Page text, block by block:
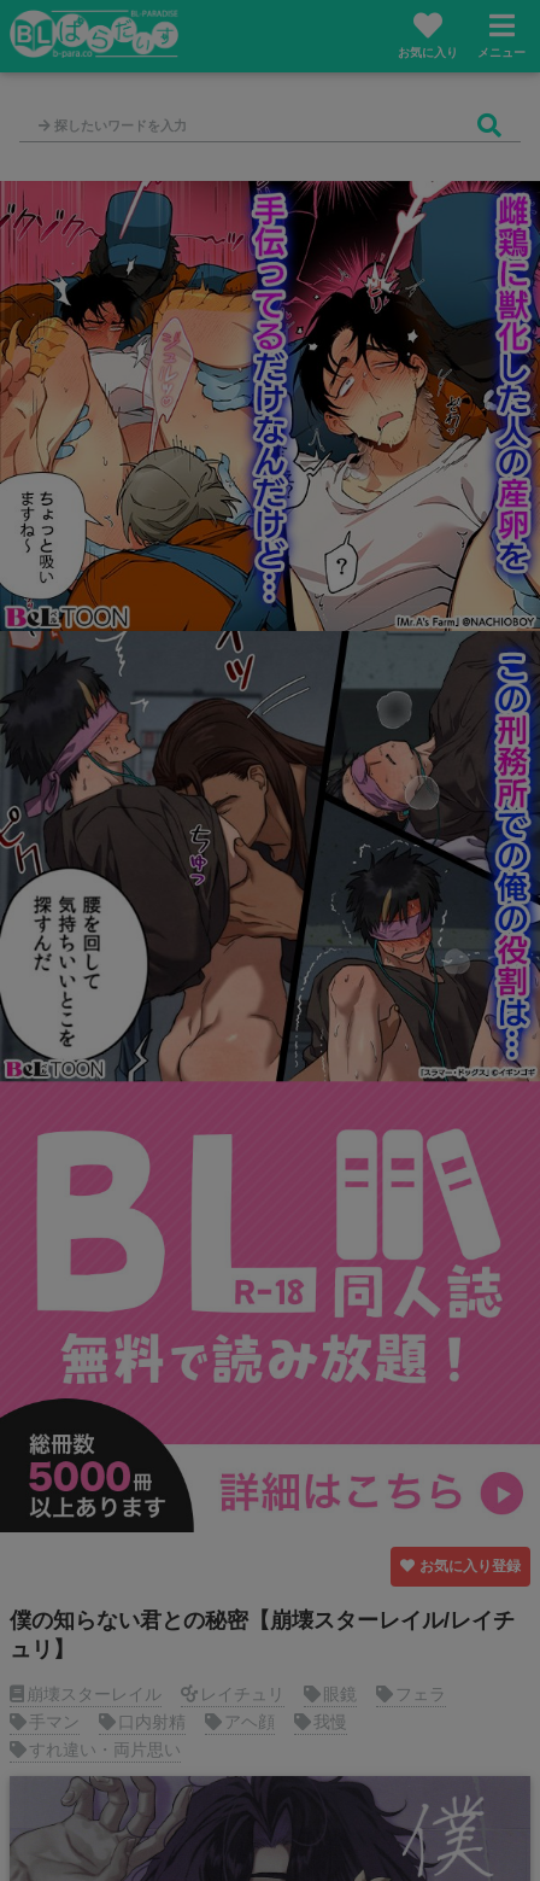
お気に入り メニュー
お気に入り登録
僕の知らない君との秘密【崩壊スターレイル/レイチ
ュリ】
崩壊スターレイル レイチュリ 眼鏡
フェラ
手マン
口内射精 アヘ顔
我慢
すれ違い・両片思い